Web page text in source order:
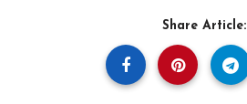
Share Article: